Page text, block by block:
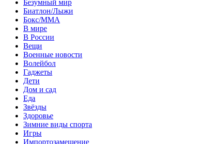
Безумный мир
Биатлон/Лыжи
Бокс/MMA
В мире
В России
Вещи
Военные новости
Волейбол
Гаджеты
Дети
Дом и сад
Еда
Звёзды
Здоровье
Зимние виды спорта
Игры
Импортозамещение